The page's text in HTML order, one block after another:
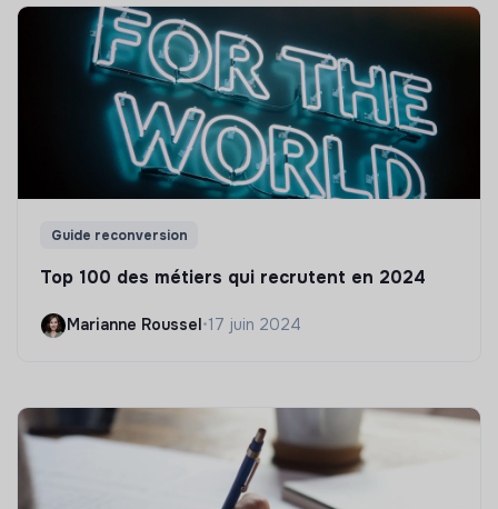
Guide reconversion
Top 100 des métiers qui recrutent en 2024
Marianne Roussel •17 juin 2024